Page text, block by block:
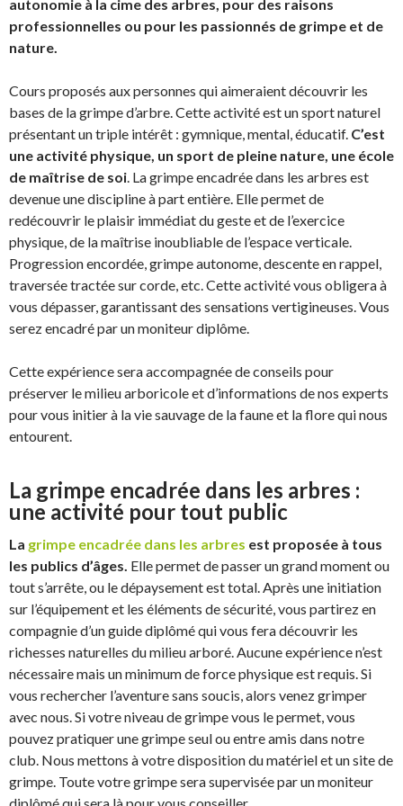
autonomie à la cime des arbres, pour des raisons
professionnelles ou pour les passionnés de grimpe et de
nature.
Cours proposés aux personnes qui aimeraient découvrir les
bases de la grimpe d’arbre. Cette activité est un sport naturel
présentant un triple intérêt : gymnique, mental, éducatif. C’est
une activité physique, un sport de pleine nature, une école
de maîtrise de soi. La grimpe encadrée dans les arbres est
devenue une discipline à part entière. Elle permet de
redécouvrir le plaisir immédiat du geste et de l’exercice
physique, de la maîtrise inoubliable de l’espace verticale.
Progression encordée, grimpe autonome, descente en rappel,
traversée tractée sur corde, etc. Cette activité vous obligera à
vous dépasser, garantissant des sensations vertigineuses. Vous
serez encadré par un moniteur diplôme.
Cette expérience sera accompagnée de conseils pour
préserver le milieu arboricole et d’informations de nos experts
pour vous initier à la vie sauvage de la faune et la flore qui nous
entourent.
La grimpe encadrée dans les arbres :
une activité pour tout public
La grimpe encadrée dans les arbres est proposée à tous
les publics d’âges. Elle permet de passer un grand moment ou
tout s’arrête, ou le dépaysement est total. Après une initiation
sur l’équipement et les éléments de sécurité, vous partirez en
compagnie d’un guide diplômé qui vous fera découvrir les
richesses naturelles du milieu arboré. Aucune expérience n’est
nécessaire mais un minimum de force physique est requis. Si
vous rechercher l’aventure sans soucis, alors venez grimper
avec nous. Si votre niveau de grimpe vous le permet, vous
pouvez pratiquer une grimpe seul ou entre amis dans notre
club. Nous mettons à votre disposition du matériel et un site de
grimpe. Toute votre grimpe sera supervisée par un moniteur